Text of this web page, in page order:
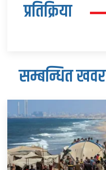
प्रतिक्रिया
सम्बन्धित खवर